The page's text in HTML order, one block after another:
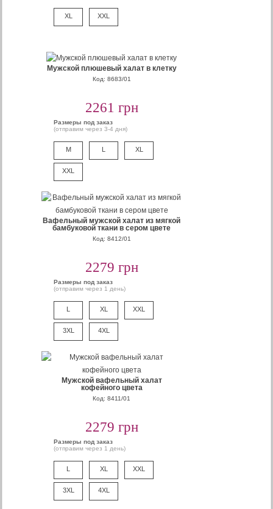
XL XXL
Мужской плюшевый халат в клетку
Код: 8683/01
2261 грн
Размеры под заказ
(отправим через 3-4 дня)
M L XL
XXL
Вафельный мужской халат из мягкой
бамбуковой ткани в сером цвете
Код: 8412/01
2279 грн
Размеры под заказ
(отправим через 1 день)
L XL XXL
3XL 4XL
Мужской вафельный халат
кофейного цвета
Код: 8411/01
2279 грн
Размеры под заказ
(отправим через 1 день)
L XL XXL
3XL 4XL